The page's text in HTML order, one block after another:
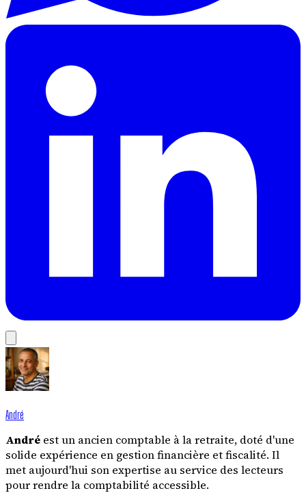
André
André est un ancien comptable à la retraite, doté d'une
solide expérience en gestion financière et fiscalité. Il
met aujourd'hui son expertise au service des lecteurs
pour rendre la comptabilité accessible.